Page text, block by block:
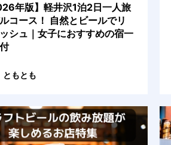
年版】軽井沢1泊2日一人旅
コース！ 自然とビールでリ
シュ｜女子におすすめの宿一
ともとも